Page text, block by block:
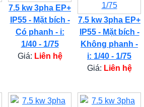
7.5 kw 3pha EP+
IP55 - Mặt bích -
Có phanh - i:
1/40 - 1/75
Giá: Liên hệ
7.5 kw 3pha EP+
IP55 - Mặt bích -
Không phanh -
i: 1/40 - 1/75
Giá: Liên hệ